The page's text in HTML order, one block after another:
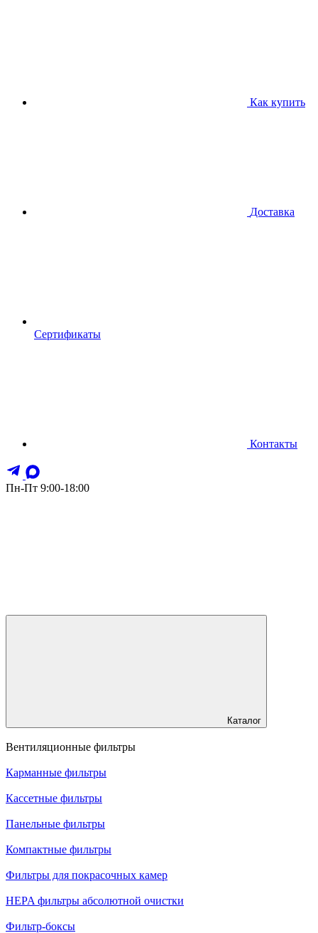
Как купить
Доставка
Сертификаты
Контакты
Пн-Пт 9:00-18:00
Каталог
Вентиляционные фильтры
Карманные фильтры
Кассетные фильтры
Панельные фильтры
Компактные фильтры
Фильтры для покрасочных камер
HEPA фильтры абсолютной очистки
Фильтр-боксы